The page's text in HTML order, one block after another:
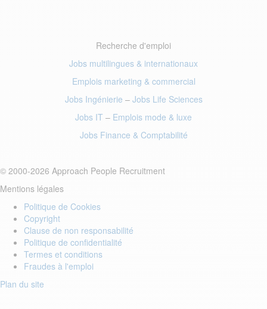
Recherche d'emploi
Jobs multilingues & internationaux
Emplois marketing & commercial
Jobs Ingénierie – Jobs Life Sciences
Jobs IT – Emplois mode & luxe
Jobs Finance & Comptabilité
© 2000-2026 Approach People Recruitment
Mentions légales
Politique de Cookies
Copyright
Clause de non responsabilité
Politique de confidentialité
Termes et conditions
Fraudes à l'emploi
Plan du site